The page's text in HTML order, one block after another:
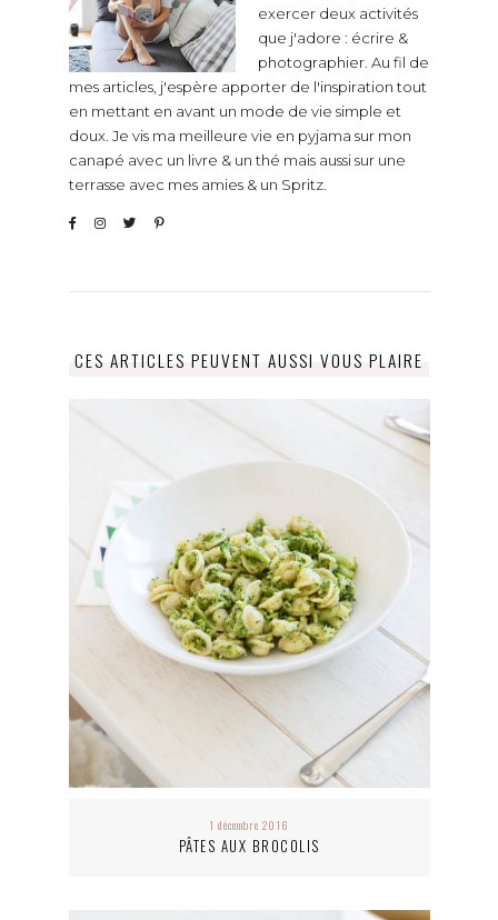
exercer deux activités
que j'adore : écrire &
photographier. Au fil de
mes articles, j'espère apporter de l'inspiration tout
en mettant en avant un mode de vie simple et
doux. Je vis ma meilleure vie en pyjama sur mon
canapé avec un livre & un thé mais aussi sur une
terrasse avec mes amies & un Spritz.
CES ARTICLES PEUVENT AUSSI VOUS PLAIRE
1 décembre 2016
PÂTES AUX BROCOLIS